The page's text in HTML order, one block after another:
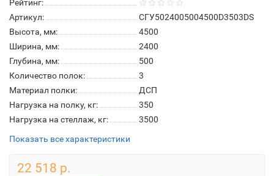
Рейтинг:
Артикул:
СГУ5024005004500D3503DS
Высота, мм:
4500
Ширина, мм:
2400
Глубина, мм:
500
Количество полок:
3
Материал полки:
ДСП
Нагрузка на полку, кг:
350
Нагрузка на стеллаж, кг:
3500
Показать все характеристики
22 518 р.